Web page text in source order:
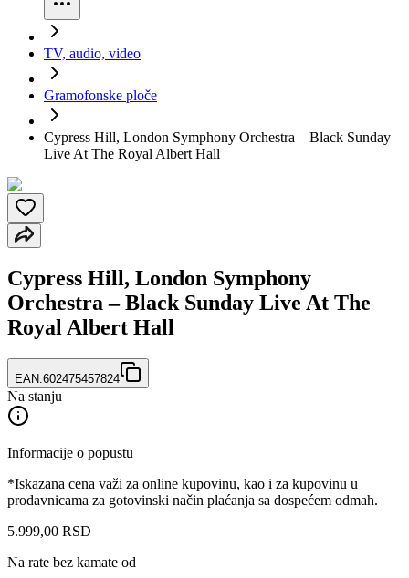
TV, audio, video
Gramofonske ploče
Cypress Hill, London Symphony Orchestra – Black Sunday
Live At The Royal Albert Hall
Cypress Hill, London Symphony
Orchestra – Black Sunday Live At The
Royal Albert Hall
EAN:602475457824
Na stanju
Informacije o popustu
*Iskazana cena važi za online kupovinu, kao i za kupovinu u
prodavnicama za gotovinski način plaćanja sa dospećem odmah.
5.999,00 RSD
Na rate bez kamate od